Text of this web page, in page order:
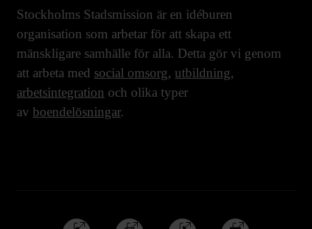
Stockholms Stadsmission är en idéburen
organisation som arbetar för att skapa ett
mänskligare samhälle för alla. Detta gör vi genom
att arbeta med social omsorg, utbildning,
arbetsintegration och olika typer
av boendelösningar.